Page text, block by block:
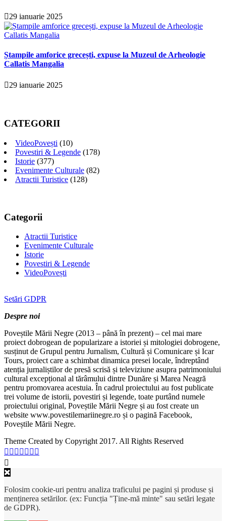
29 ianuarie 2025
Ștampile amforice grecești, expuse la Muzeul de Arheologie
Callatis Mangalia
29 ianuarie 2025
CATEGORII
VideoPovești (10)
Povestiri & Legende (178)
Istorie (377)
Evenimente Culturale (82)
Atractii Turistice (128)
Categorii
Atractii Turistice
Evenimente Culturale
Istorie
Povestiri & Legende
VideoPovești
Setări GDPR
Despre noi
Poveștile Mării Negre (2013 – până în prezent) – cel mai mare
proiect dobrogean de popularizare a istoriei și mitologiei dobrogene,
susținut de Grupul pentru Jurnalism, Cultură și Comunicare și Icar
Tours, proiect care a schimbat dinamica presei locale, îndreptând
atenția jurnaliștilor de presă scrisă și televiziune asupra patrimoniului
cultural excepțional al tărâmului dintre Dunăre și Marea Neagră
pentru promovarea acestuia. În cadrul proiectului au fost publicate
trei volume de istorii, povestiri și legende, toate purtând numele
proiectului original, Poveștile Mării Negre și au fost create un
website www.povestilemariinegre.ro și o pagină Facebook,
Poveștile Mării Negre.
Theme Created by Copyright 2017. All Rights Reserved
Folosim cookie-uri pentru analiza traficului pe pagini și produse și
menținerea setărilor. (ex: Funcția "Ține-mă minte" sau setări legate
de GDPR).